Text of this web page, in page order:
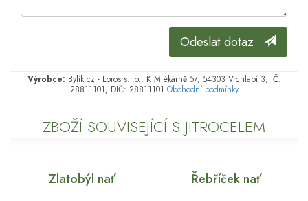
Odeslat dotaz
Výrobce: Bylík.cz - Lbros s.r.o., K Mlékárně 57, 54303 Vrchlabí 3, IČ:
28811101, DIČ: 28811101 Obchodní podmínky
ZBOŽÍ SOUVISEJÍCÍ S JITROCELEM
Zlatobýl nať Řebříček nať